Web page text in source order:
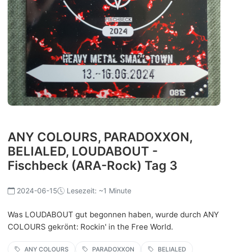
ANY COLOURS, PARADOXXON,
BELIALED, LOUDABOUT -
Fischbeck (ARA-Rock) Tag 3
2024-06-15 Lesezeit: ~1 Minute
Was LOUDABOUT gut begonnen haben, wurde durch ANY
COLOURS gekrönt: Rockin' in the Free World.
ANY COLOURS PARADOXXON BELIALED